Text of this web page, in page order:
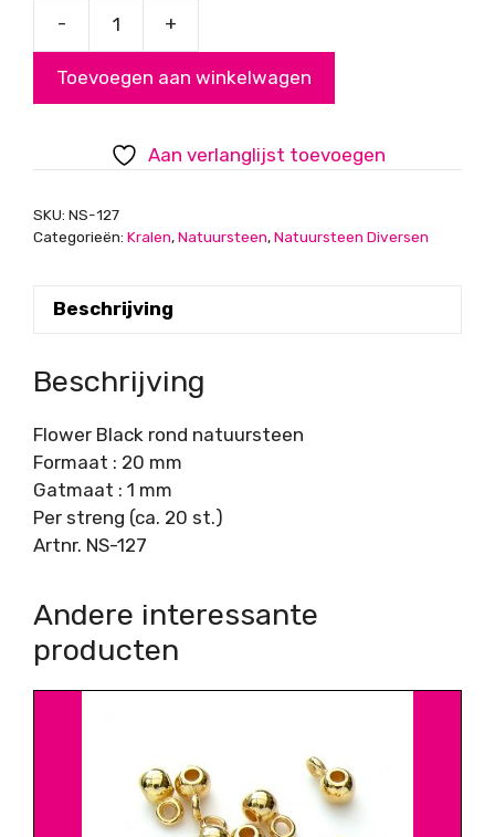
-
Rond
20mm
aantal
+
Toevoegen aan winkelwagen
Aan verlanglijst toevoegen
SKU: NS-127
Categorieën: Kralen,Natuursteen,Natuursteen Diversen
Beschrijving
Beschrijving
Flower Black rond natuursteen
Formaat : 20 mm
Gatmaat : 1 mm
Per streng (ca. 20 st.)
Artnr. NS-127
Andere interessante
producten